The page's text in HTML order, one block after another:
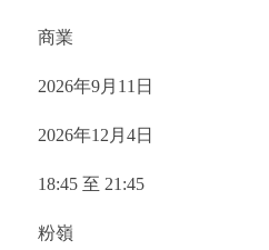
商業
2026年9月11日
2026年12月4日
18:45 至 21:45
粉嶺